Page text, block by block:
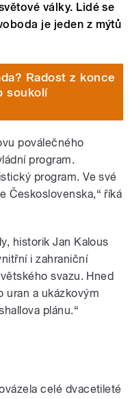
války. Lidé se
je jeden z mýtů
Radost z konce
soukolí
poválečného
program.
program. Ve své
Československa,“ říká
historik Jan Kalous
i zahraniční
svazu. Hned
uran a ukázkovým
plánu.“
celé dvacetileté